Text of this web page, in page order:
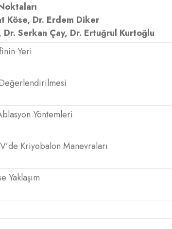
Köse, Dr. Erdem Diker
Serkan Çay, Dr. Ertuğrul Kurtoğlu
Yeri
Yöntemleri
Kriyobalon Manevraları
Yaklaşım